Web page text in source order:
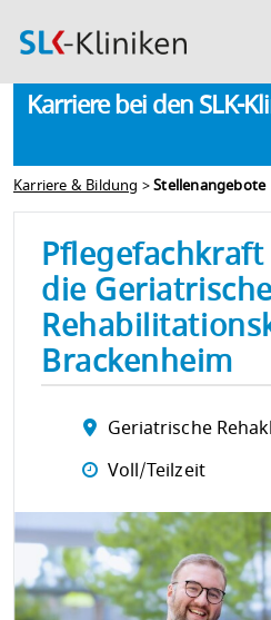
Karriere bei den SLK-
Karriere & Bildung >Stellenangebote
die Geriatrische
Brackenheim
Geriatrische
Voll/Teilzeit